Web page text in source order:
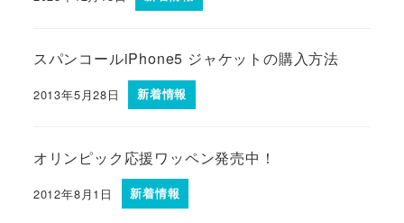
スパンコールiPhone5 ジャケットの購入方法
2013年5月28日 新着情報
オリンピック応援ワッペン発売中！
2012年8月1日 新着情報